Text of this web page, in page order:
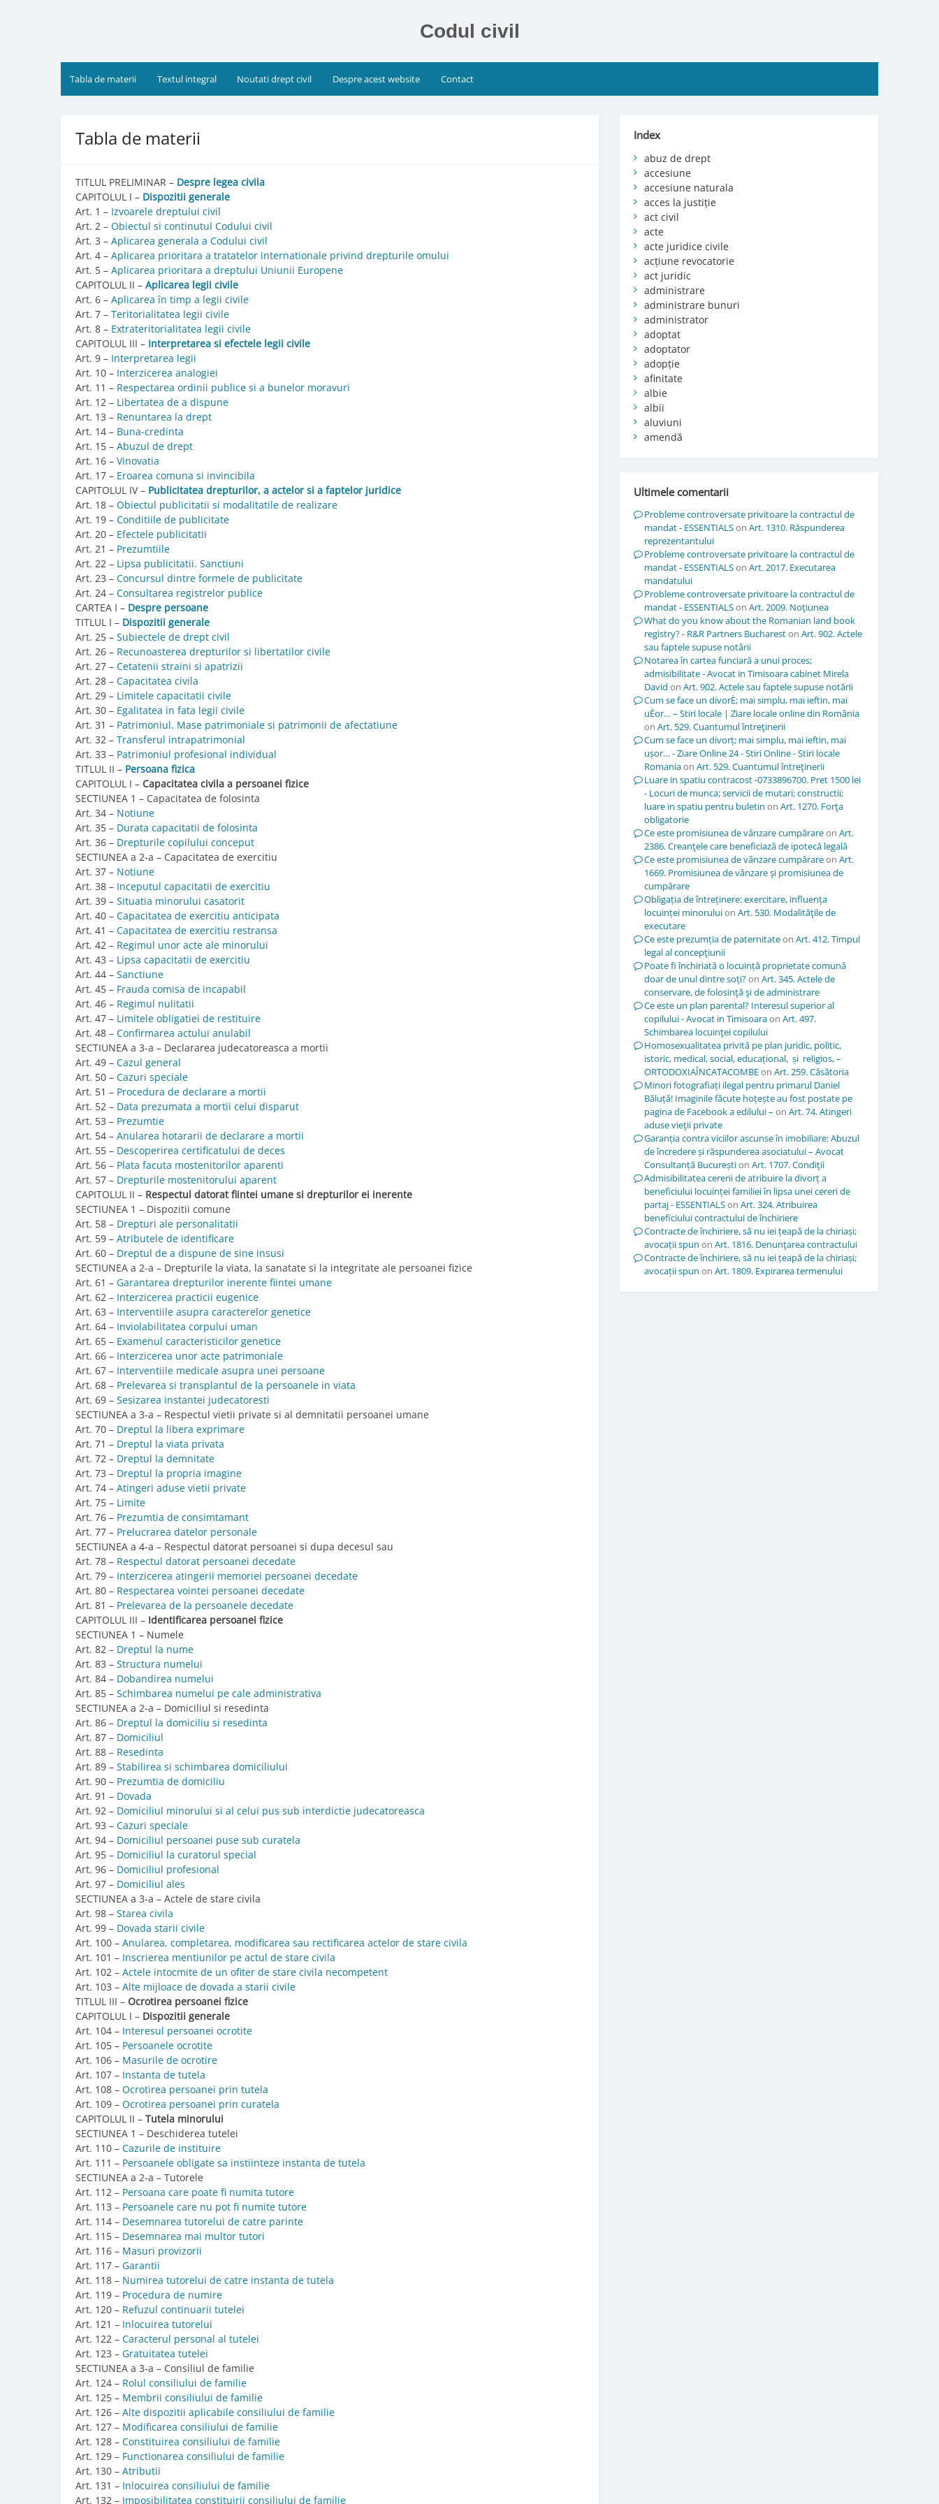
Codul civil
Tabla de materii Textul integral Noutati drept civil Despre acest website Contact
Tabla de materii
TITLUL PRELIMINAR – Despre legea civila
CAPITOLUL I – Dispozitii generale
Art. 1 – Izvoarele dreptului civil
Art. 2 – Obiectul si continutul Codului civil
Art. 3 – Aplicarea generala a Codului civil
Art. 4 – Aplicarea prioritara a tratatelor internationale privind drepturile omului
Art. 5 – Aplicarea prioritara a dreptului Uniunii Europene
CAPITOLUL II – Aplicarea legii civile
Art. 6 – Aplicarea în timp a legii civile
Art. 7 – Teritorialitatea legii civile
Art. 8 – Extrateritorialitatea legii civile
CAPITOLUL III – Interpretarea si efectele legii civile
Art. 9 – Interpretarea legii
Art. 10 – Interzicerea analogiei
Art. 11 – Respectarea ordinii publice si a bunelor moravuri
Art. 12 – Libertatea de a dispune
Art. 13 – Renuntarea la drept
Art. 14 – Buna-credinta
Art. 15 – Abuzul de drept
Art. 16 – Vinovatia
Art. 17 – Eroarea comuna si invincibila
CAPITOLUL IV – Publicitatea drepturilor, a actelor si a faptelor juridice
Art. 18 – Obiectul publicitatii si modalitatile de realizare
Art. 19 – Conditiile de publicitate
Art. 20 – Efectele publicitatii
Art. 21 – Prezumtiile
Art. 22 – Lipsa publicitatii. Sanctiuni
Art. 23 – Concursul dintre formele de publicitate
Art. 24 – Consultarea registrelor publice
CARTEA I – Despre persoane
TITLUL I – Dispozitii generale
Art. 25 – Subiectele de drept civil
Art. 26 – Recunoasterea drepturilor si libertatilor civile
Art. 27 – Cetatenii straini si apatrizii
Art. 28 – Capacitatea civila
Art. 29 – Limitele capacitatii civile
Art. 30 – Egalitatea in fata legii civile
Art. 31 – Patrimoniul. Mase patrimoniale si patrimonii de afectatiune
Art. 32 – Transferul intrapatrimonial
Art. 33 – Patrimoniul profesional individual
TITLUL II – Persoana fizica
CAPITOLUL I – Capacitatea civila a persoanei fizice
SECTIUNEA 1 – Capacitatea de folosinta
Art. 34 – Notiune
Art. 35 – Durata capacitatii de folosinta
Art. 36 – Drepturile copilului conceput
SECTIUNEA a 2-a – Capacitatea de exercitiu
Art. 37 – Notiune
Art. 38 – Inceputul capacitatii de exercitiu
Art. 39 – Situatia minorului casatorit
Art. 40 – Capacitatea de exercitiu anticipata
Art. 41 – Capacitatea de exercitiu restransa
Art. 42 – Regimul unor acte ale minorului
Art. 43 – Lipsa capacitatii de exercitiu
Art. 44 – Sanctiune
Art. 45 – Frauda comisa de incapabil
Art. 46 – Regimul nulitatii
Art. 47 – Limitele obligatiei de restituire
Art. 48 – Confirmarea actului anulabil
SECTIUNEA a 3-a – Declararea judecatoreasca a mortii
Art. 49 – Cazul general
Art. 50 – Cazuri speciale
Art. 51 – Procedura de declarare a mortii
Art. 52 – Data prezumata a mortii celui disparut
Art. 53 – Prezumtie
Art. 54 – Anularea hotararii de declarare a mortii
Art. 55 – Descoperirea certificatului de deces
Art. 56 – Plata facuta mostenitorilor aparenti
Art. 57 – Drepturile mostenitorului aparent
CAPITOLUL II – Respectul datorat fiintei umane si drepturilor ei inerente
SECTIUNEA 1 – Dispozitii comune
Art. 58 – Drepturi ale personalitatii
Art. 59 – Atributele de identificare
Art. 60 – Dreptul de a dispune de sine insusi
SECTIUNEA a 2-a – Drepturile la viata, la sanatate si la integritate ale persoanei fizice
Art. 61 – Garantarea drepturilor inerente fiintei umane
Art. 62 – Interzicerea practicii eugenice
Art. 63 – Interventiile asupra caracterelor genetice
Art. 64 – Inviolabilitatea corpului uman
Art. 65 – Examenul caracteristicilor genetice
Art. 66 – Interzicerea unor acte patrimoniale
Art. 67 – Interventiile medicale asupra unei persoane
Art. 68 – Prelevarea si transplantul de la persoanele in viata
Art. 69 – Sesizarea instantei judecatoresti
SECTIUNEA a 3-a – Respectul vietii private si al demnitatii persoanei umane
Art. 70 – Dreptul la libera exprimare
Art. 71 – Dreptul la viata privata
Art. 72 – Dreptul la demnitate
Art. 73 – Dreptul la propria imagine
Art. 74 – Atingeri aduse vietii private
Art. 75 – Limite
Art. 76 – Prezumtia de consimtamant
Art. 77 – Prelucrarea datelor personale
SECTIUNEA a 4-a – Respectul datorat persoanei si dupa decesul sau
Art. 78 – Respectul datorat persoanei decedate
Art. 79 – Interzicerea atingerii memoriei persoanei decedate
Art. 80 – Respectarea vointei persoanei decedate
Art. 81 – Prelevarea de la persoanele decedate
CAPITOLUL III – Identificarea persoanei fizice
SECTIUNEA 1 – Numele
Art. 82 – Dreptul la nume
Art. 83 – Structura numelui
Art. 84 – Dobandirea numelui
Art. 85 – Schimbarea numelui pe cale administrativa
SECTIUNEA a 2-a – Domiciliul si resedinta
Art. 86 – Dreptul la domiciliu si resedinta
Art. 87 – Domiciliul
Art. 88 – Resedinta
Art. 89 – Stabilirea si schimbarea domiciliului
Art. 90 – Prezumtia de domiciliu
Art. 91 – Dovada
Art. 92 – Domiciliul minorului si al celui pus sub interdictie judecatoreasca
Art. 93 – Cazuri speciale
Art. 94 – Domiciliul persoanei puse sub curatela
Art. 95 – Domiciliul la curatorul special
Art. 96 – Domiciliul profesional
Art. 97 – Domiciliul ales
SECTIUNEA a 3-a – Actele de stare civila
Art. 98 – Starea civila
Art. 99 – Dovada starii civile
Art. 100 – Anularea, completarea, modificarea sau rectificarea actelor de stare civila
Art. 101 – Inscrierea mentiunilor pe actul de stare civila
Art. 102 – Actele intocmite de un ofiter de stare civila necompetent
Art. 103 – Alte mijloace de dovada a starii civile
TITLUL III – Ocrotirea persoanei fizice
CAPITOLUL I – Dispozitii generale
Art. 104 – Interesul persoanei ocrotite
Art. 105 – Persoanele ocrotite
Art. 106 – Masurile de ocrotire
Art. 107 – Instanta de tutela
Art. 108 – Ocrotirea persoanei prin tutela
Art. 109 – Ocrotirea persoanei prin curatela
CAPITOLUL II – Tutela minorului
SECTIUNEA 1 – Deschiderea tutelei
Art. 110 – Cazurile de instituire
Art. 111 – Persoanele obligate sa instiinteze instanta de tutela
SECTIUNEA a 2-a – Tutorele
Art. 112 – Persoana care poate fi numita tutore
Art. 113 – Persoanele care nu pot fi numite tutore
Art. 114 – Desemnarea tutorelui de catre parinte
Art. 115 – Desemnarea mai multor tutori
Art. 116 – Masuri provizorii
Art. 117 – Garantii
Art. 118 – Numirea tutorelui de catre instanta de tutela
Art. 119 – Procedura de numire
Art. 120 – Refuzul continuarii tutelei
Art. 121 – Inlocuirea tutorelui
Art. 122 – Caracterul personal al tutelei
Art. 123 – Gratuitatea tutelei
SECTIUNEA a 3-a – Consiliul de familie
Art. 124 – Rolul consiliului de familie
Art. 125 – Membrii consiliului de familie
Art. 126 – Alte dispozitii aplicabile consiliului de familie
Art. 127 – Modificarea consiliului de familie
Art. 128 – Constituirea consiliului de familie
Art. 129 – Functionarea consiliului de familie
Art. 130 – Atributii
Art. 131 – Inlocuirea consiliului de familie
Art. 132 – Imposibilitatea constituirii consiliului de familie
Index
abuz de drept
accesiune
accesiune naturala
acces la justiție
act civil
acte
acte juridice civile
acțiune revocatorie
act juridic
administrare
administrare bunuri
administrator
adoptat
adoptator
adopție
afinitate
albie
albii
aluviuni
amendă
Ultimele comentarii
Probleme controversate privitoare la contractul de
mandat - ESSENTIALSon Art. 1310. Răspunderea
reprezentantului
Probleme controversate privitoare la contractul de
mandat - ESSENTIALSon Art. 2017. Executarea
mandatului
Probleme controversate privitoare la contractul de
mandat - ESSENTIALSon Art. 2009. Noţiunea
What do you know about the Romanian land book
registry? - R&R Partners Buchareston Art. 902. Actele
sau faptele supuse notării
Notarea în cartea funciară a unui proces;
admisibilitate - Avocat in Timisoara cabinet Mirela
David on Art. 902. Actele sau faptele supuse notării
Cum se face un divorÈ; mai simplu, mai ieftin, mai
uÈor… – Stiri locale | Ziare locale online din România
on Art. 529. Cuantumul întreţinerii
Cum se face un divorț; mai simplu, mai ieftin, mai
ușor… - Ziare Online 24 - Stiri Online - Stiri locale
Romaniaon Art. 529. Cuantumul întreţinerii
Luare in spatiu contracost -0733896700. Pret 1500 lei
- Locuri de munca; servicii de mutari; constructii;
luare in spatiu pentru buletin on Art. 1270. Forţa
obligatorie
Ce este promisiunea de vânzare cumpărareon Art.
2386. Creanţele care beneficiază de ipotecă legală
Ce este promisiunea de vânzare cumpărareon Art.
1669. Promisiunea de vânzare şi promisiunea de
cumpărare
Obligația de întreținere: exercitare, influența
locuinței minoruluion Art. 530. Modalităţile de
executare
Ce este prezumția de paternitateon Art. 412. Timpul
legal al concepţiunii
Poate fi închiriată o locuință proprietate comună
doar de unul dintre soți?on Art. 345. Actele de
conservare, de folosinţă şi de administrare
Ce este un plan parental? Interesul superior al
copilului - Avocat in Timisoaraon Art. 497.
Schimbarea locuinţei copilului
Homosexualitatea privită pe plan juridic, politic,
istoric, medical, social, educațional, și religios, –
ORTODOXIAÎNCATACOMBEon Art. 259. Căsătoria
Minori fotografiați ilegal pentru primarul Daniel
Băluță! Imaginile făcute hoțește au fost postate pe
pagina de Facebook a edilului – on Art. 74. Atingeri
aduse vieţii private
Garanția contra viciilor ascunse în imobiliare: Abuzul
de încredere și răspunderea asociatului – Avocat
Consultanță Bucureștion Art. 1707. Condiţii
Admisibilitatea cererii de atribuire la divorț a
beneficiului locuinței familiei în lipsa unei cereri de
partaj - ESSENTIALSon Art. 324. Atribuirea
beneficiului contractului de închiriere
Contracte de închiriere, să nu iei țeapă de la chiriași;
avocații spun on Art. 1816. Denunţarea contractului
Contracte de închiriere, să nu iei țeapă de la chiriași;
avocații spun on Art. 1809. Expirarea termenului